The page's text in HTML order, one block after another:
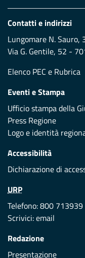
Contatti e indirizzi
Lungomare N.
Via G. Gentile, 52 -
Elenco PEC e Rubrica
Eventi e Stampa
Ufficio stampa della
Press Regione
Logo e identità
Accessibilità
Dichiarazione di
URP
Telefono: 800 713939
Scrivici:email
Redazione
Presentazione